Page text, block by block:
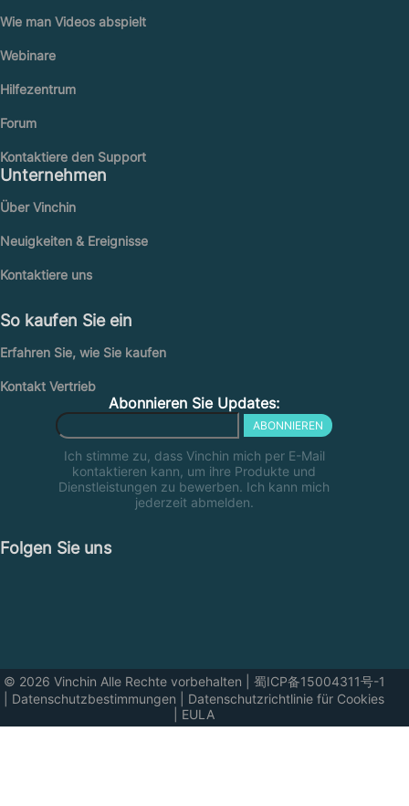
Wie man Videos abspielt
Webinare
Hilfezentrum
Forum
Kontaktiere den Support
Unternehmen
Über Vinchin
Neuigkeiten & Ereignisse
Kontaktiere uns
So kaufen Sie ein
Erfahren Sie, wie Sie kaufen
Kontakt Vertrieb
Abonnieren Sie Updates:
ABONNIEREN
Ich stimme zu, dass Vinchin mich per E-Mail
kontaktieren kann, um ihre Produkte und
Dienstleistungen zu bewerben. Ich kann mich
jederzeit abmelden.
Folgen Sie uns
© 2026 Vinchin Alle Rechte vorbehalten
蜀ICP备15004311号-1
Datenschutzbestimmungen
Datenschutzrichtlinie für Cookies
EULA